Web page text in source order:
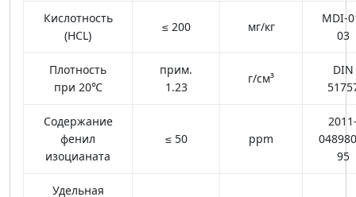
Кислотность
(HCL)
≤ 200 мг/кг
MDI-
03
Плотность
при 20℃
прим.
1.23
г/см³
DIN
Содержание
фенил
изоцианата
≤ 50 ppm
95
Удельная